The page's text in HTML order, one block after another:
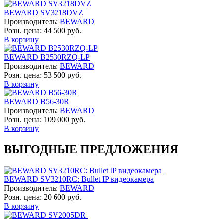
BEWARD SV3218DVZ
Производитель: BEWARD
Розн. цена: 44 500 руб.
В корзину
BEWARD B2530RZQ-LP
Производитель: BEWARD
Розн. цена: 53 500 руб.
В корзину
BEWARD B56-30R
Производитель: BEWARD
Розн. цена: 109 000 руб.
В корзину
ВЫГОДНЫЕ ПРЕДЛОЖЕНИЯ
BEWARD SV3210RC: Bullet IP видеокамера
Производитель: BEWARD
Розн. цена: 20 600 руб.
В корзину